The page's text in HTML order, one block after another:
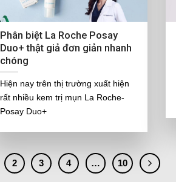
Phân biệt La Roche Posay
Duo+ thật giả đơn giản nhanh
chóng
Hiện nay trên thị trường xuất hiện
rất nhiều kem trị mụn La Roche-
Posay Duo+
2 3 4 … 10